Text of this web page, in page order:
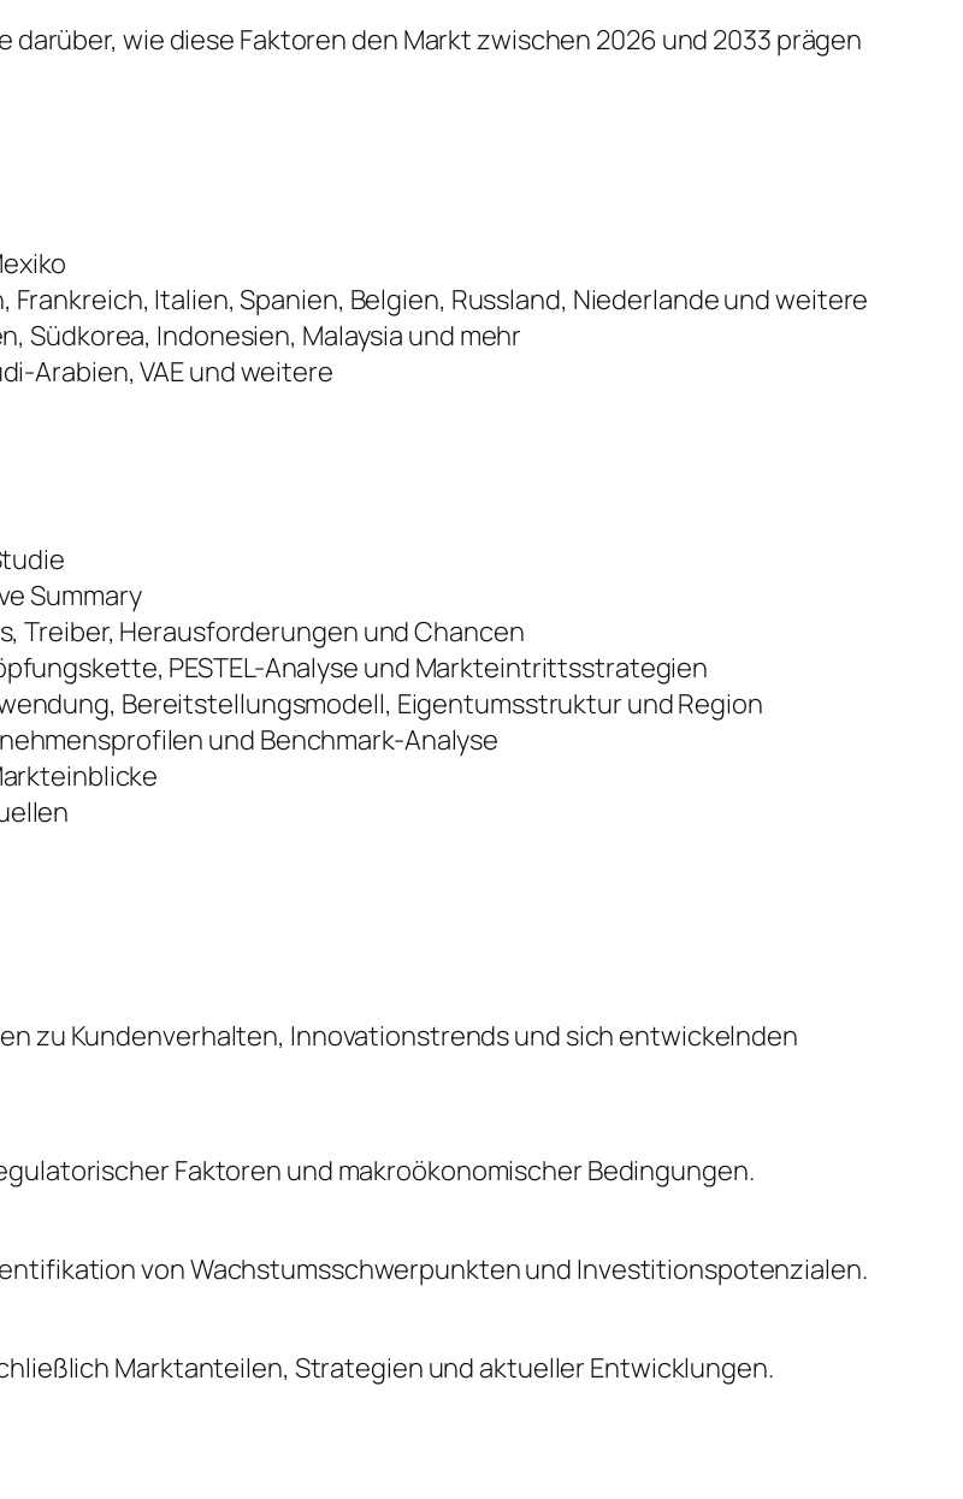
wie diese Faktoren den Markt zwischen 2026 und 2033 prägen
Italien, Spanien, Belgien, Russland, Niederlande und weitere
Südkorea, Indonesien, Malaysia und mehr
Arabien, VAE und weitere
Summary
Treiber, Herausforderungen und Chancen
PESTEL-Analyse und Markteintrittsstrategien
Bereitstellungsmodell, Eigentumsstruktur und Region
und Benchmark-Analyse
zu Kundenverhalten, Innovationstrends und sich entwickelnden
Faktoren und makroökonomischer Bedingungen.
von Wachstumsschwerpunkten und Investitionspotenzialen.
Marktanteilen, Strategien und aktueller Entwicklungen.